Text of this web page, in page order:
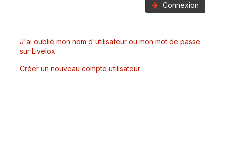
Connexion
J'ai oublié mon nom d'utilisateur ou mon mot de passe
sur Livelox
Créer un nouveau compte utilisateur